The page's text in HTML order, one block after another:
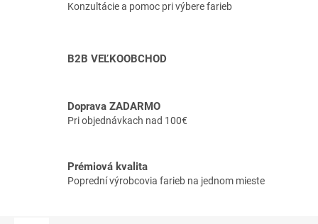
Konzultácie a pomoc pri výbere farieb
B2B VEĽKOOBCHOD
Doprava ZADARMO
Pri objednávkach nad 100€
Prémiová kvalita
Poprední výrobcovia farieb na jednom mieste